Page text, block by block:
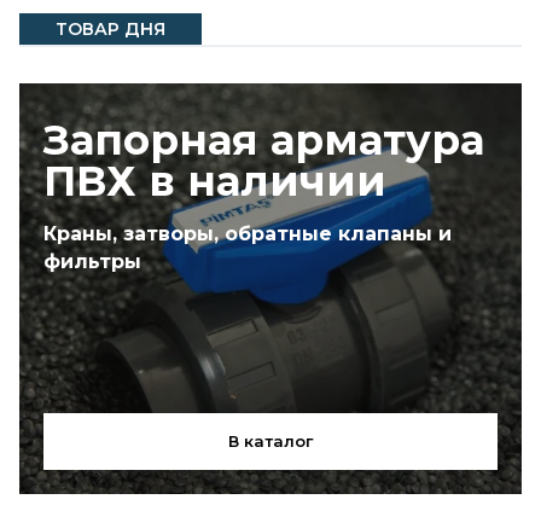
ТОВАР ДНЯ
Запорная арматура
ПВХ в наличии
Краны, затворы, обратные клапаны и
фильтры
В каталог